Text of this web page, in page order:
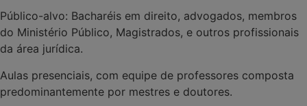
Público-alvo: Bacharéis em direito, advogados, membros
do Ministério Público, Magistrados, e outros profissionais
da área jurídica.
Aulas presenciais, com equipe de professores composta
predominantemente por mestres e doutores.